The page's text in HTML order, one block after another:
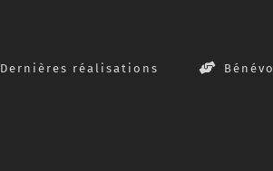
Dernières réalisations